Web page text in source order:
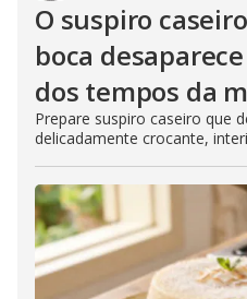
O suspiro
boca
dos tempos da
Prepare suspiro caseiro que
delicadamente crocante,